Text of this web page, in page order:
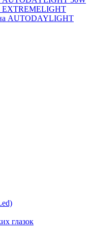
EXTREMELIGHT
AUTODAYLIGHT
глазок